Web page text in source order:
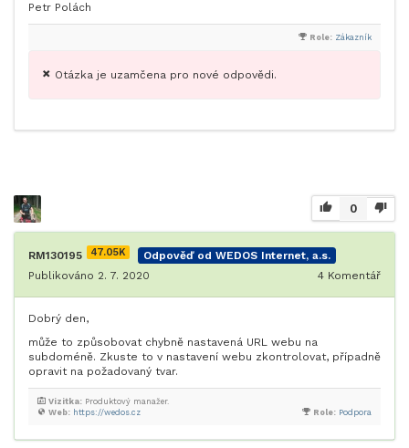
Petr Polách
Role: Zákazník
Otázka je uzamčena pro nové odpovědi.
0
RM130195 47.05K
Odpověď od WEDOS Internet, a.s.
Publikováno 2. 7. 2020
4 Komentář
Dobrý den,
může to způsobovat chybně nastavená URL webu na
subdoméně. Zkuste to v nastavení webu zkontrolovat, případně
opravit na požadovaný tvar.
Role: Podpora
Web: https://wedos.cz
Vizitka: Produktový manažer.